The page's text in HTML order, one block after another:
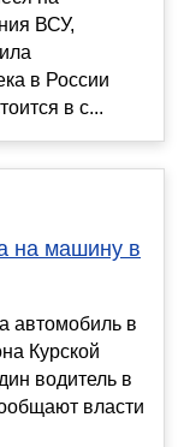
ВСУ,
в России
в с...
на машину в
автомобиль в
Курской
водитель в
власти